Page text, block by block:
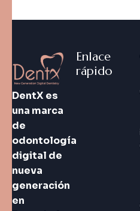
DentX es
una marca
de
odontología
digital de
nueva
generación
en
Enlace
rápido